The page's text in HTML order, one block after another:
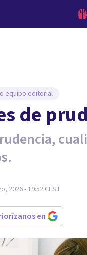
equipo editorial
de
2026 - 19:52CEST
en